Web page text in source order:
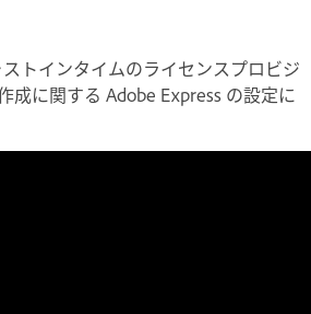
トインタイムのライセンスプロビジ
成に関する Adobe Express の設定に